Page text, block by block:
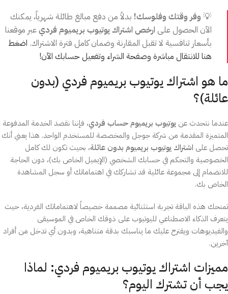
💡 وفر وقتك وفلوسك! بدلاً من دفع مبالغ طائلة شهرياً، يمكنك
الآن الحصول على ارخص اشتراك يوتيوب بريميوم فرديعبر موقعنا
بأسعار تنافسية لا تقبل المقارنة وضمان كامل فترة الاشتراك. اضغط
هنا للانتقال مباشرة وصفحة الشراء وتفعيل حسابك الآن!
ما هو اشتراك يوتيوب بريميوم فردي (بدون
عائلة)؟
عندما نتحدث عن يوتيوب بريميوم حساب فردي، فإننا نقصد الخدمة المدفوعة
المتميزة المقدمة من شركة جوجل والمخصصة للمستخدم الواحد. هذا يعني أنك
تحصل على اشتراك يوتيوب بريميوم بدون عائلة، بحيث تكون لك كامل
الخصوصية والتحكم في حسابك الشخصي (الإيميل الخاص بك)، دون الحاجة
للانضمام إلى مجموعة عائلية قد تشاركك في اهتماماتك أو سجل المشاهدة
الخاص بك.
تمنحك هذه الباقة تجربة استثنائية مصممة خصيصاً لاهتماماتك الفردية، حيث
يتعرف الذكاء الاصطناعي لليوتيوب على ذوقك الخاص في الموسيقى
والفيديوهات ويقترح عليك ما يناسبك بدقة متناهية، وبدون أي تدخل من أفراد
آخرين.
مميزات اشتراك يوتيوب بريميوم فردي: لماذا
يجب أن تشترك اليوم؟